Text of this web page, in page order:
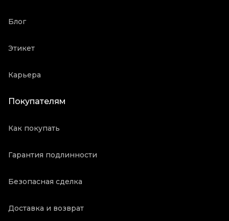
Блог
Этикет
Карьера
Покупателям
Как покупать
Гарантия подлинности
Безопасная сделка
Доставка и возврат